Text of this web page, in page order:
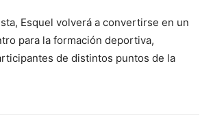
Esquel volverá a convertirse en un
para la formación deportiva,
de distintos puntos de la